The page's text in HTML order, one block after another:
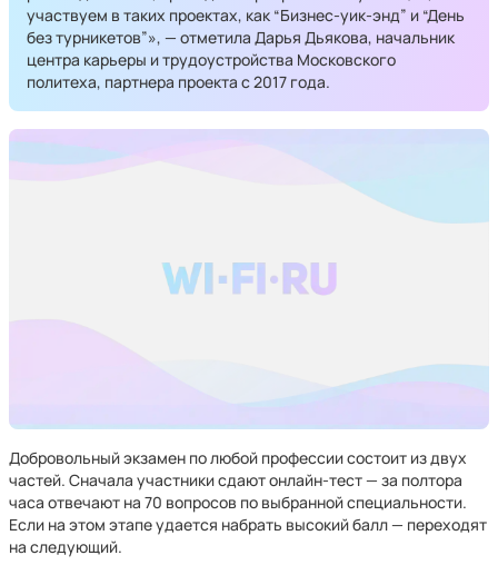
участвуем в таких проектах, как “Бизнес-уик-энд” и “День
без турникетов”», — отметила Дарья Дьякова, начальник
центра карьеры и трудоустройства Московского
политеха, партнера проекта с 2017 года.
Добровольный экзамен по любой профессии состоит из двух
частей. Сначала участники сдают онлайн-тест — за полтора
часа отвечают на 70 вопросов по выбранной специальности.
Если на этом этапе удается набрать высокий балл — переходят
на следующий.